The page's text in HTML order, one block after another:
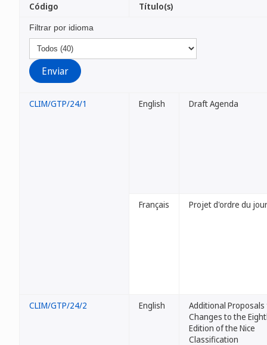
Filtrar por idioma
Código Título(s)
CLIM/GTP/24/1 English Draft Agenda
Français Projet d'ordre du jour
CLIM/GTP/24/2 English
Additional
Changes to the
Edition of the Nice
Classification